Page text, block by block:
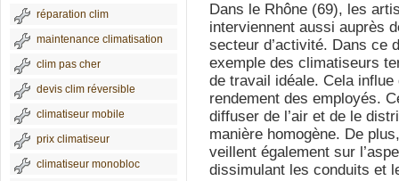
réparation clim
maintenance climatisation
clim pas cher
devis clim réversible
climatiseur mobile
prix climatiseur
climatiseur monobloc
Dans le Rhône (69), les
interviennent aussi auprès
secteur d’activité. Dans ce
exemple des climatiseurs
de travail idéale. Cela
rendement des employés.
diffuser de l’air et de le
manière homogène. De
veillent également sur
dissimulant les conduits et